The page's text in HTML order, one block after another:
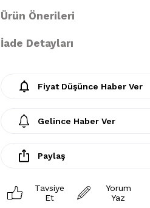
Ürün Önerileri
İade Detayları
Fiyat Düşünce Haber Ver
Gelince Haber Ver
Paylaş
Tavsiye
Et
Yorum
Yaz